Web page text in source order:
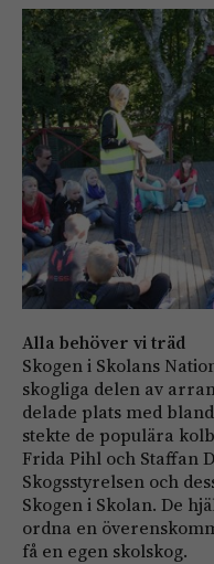
Alla behöver vi träd
Skogen i Skolans
skogliga delen av
delade plats med
stekte de populära
Frida Pihl och Staffan
Skogsstyrelsen och
Skogen i Skolan. De
ordna en
få en egen skolskog.